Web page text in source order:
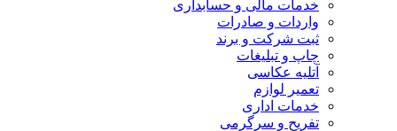
خدمات مالی و حسابداری
واردات و صادرات
ثبت شرکت و برند
چاپ و تبلیغات
آتلیه عکاسی
تعمیر لوازم
خدمات اداری
تفریح و سرگرمی